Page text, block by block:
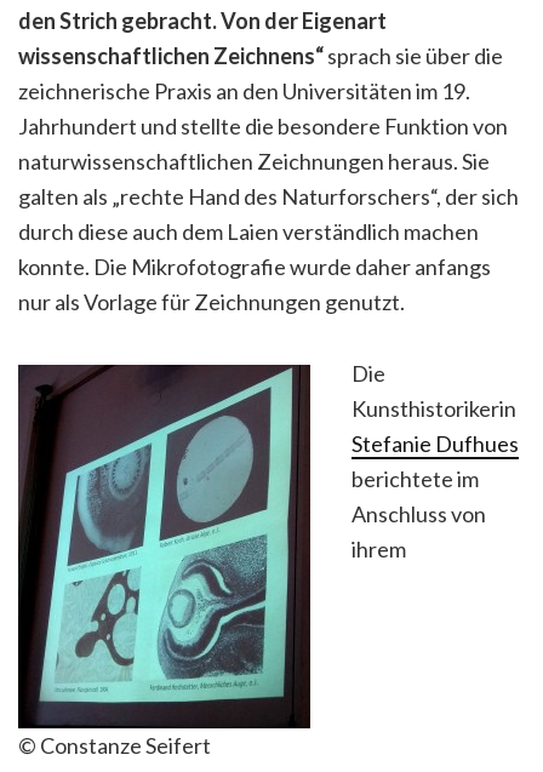
den Strich gebracht. Von der Eigenart
wissenschaftlichen Zeichnens“sprach sie über die
zeichnerische Praxis an den Universitäten im 19.
Jahrhundert und stellte die besondere Funktion von
naturwissenschaftlichen Zeichnungen heraus. Sie
galten als „rechte Hand des Naturforschers“, der sich
durch diese auch dem Laien verständlich machen
konnte. Die Mikrofotografie wurde daher anfangs
nur als Vorlage für Zeichnungen genutzt.
© Constanze Seifert
Die
Kunsthistorikerin
Stefanie Dufhues
berichtete im
Anschluss von
ihrem